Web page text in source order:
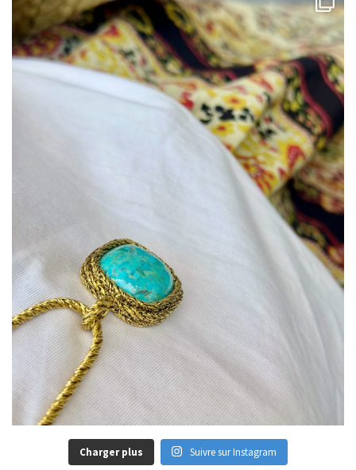
Charger plus Suivre sur Instagram